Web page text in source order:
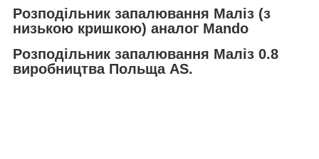
Розподільник запалювання Маліз (з
низькою кришкою) аналог Mando
Розподільник запалювання Маліз 0.8
виробництва Польща AS.